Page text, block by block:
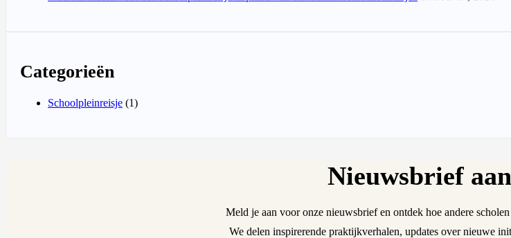
Categorieën
Schoolpleinreisje (1)
Nieuwsbrief
Meld je aan voor onze nieuwsbrief en ontdek hoe andere
We delen inspirerende praktijkverhalen, updates over nieuwe